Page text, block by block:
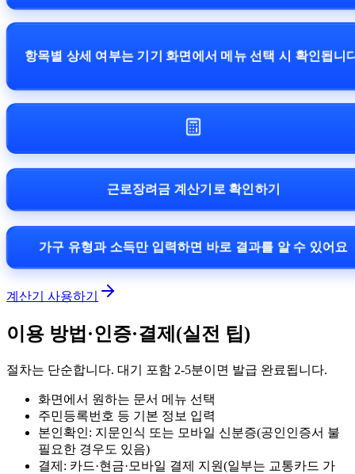
항목별 상세 여부는 기기 화면에서 메뉴 선택 시 확인됩니
근로장려금 계산기로 확인하기
가구 유형과 소득만 입력하면 바로 결과를 알 수 있어요
계산기 사용하기
이용 방법·인증·결제(실전 팁)
절차는 단순합니다. 대기 포함 2-5분이면 발급 완료됩니다.
화면에서 원하는 문서 메뉴 선택
주민등록번호 등 기본 정보 입력
본인확인: 지문인식 또는 모바일 신분증(공인인증서 불
필요한 경우도 있음)
결제: 카드·현금·모바일 결제 지원(일부는 교통카드 가